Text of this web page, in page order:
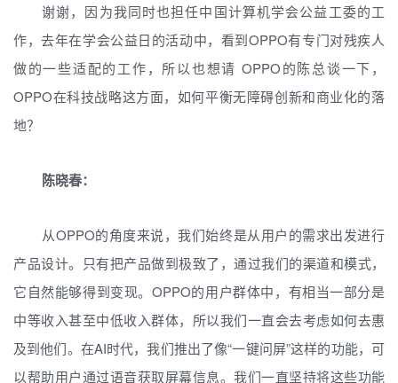
谢谢，因为我同时也担任中国计算机学会公益工委的工
作，去年在学会公益日的活动中，看到OPPO有专门对残疾人
做的一些适配的工作，所以也想请 OPPO的陈总谈一下，
OPPO在科技战略这方面，如何平衡无障碍创新和商业化的落
地？
陈晓春：
从OPPO的角度来说，我们始终是从用户的需求出发进行
产品设计。只有把产品做到极致了，通过我们的渠道和模式，
它自然能够得到变现。OPPO的用户群体中，有相当一部分是
中等收入甚至中低收入群体，所以我们一直会去考虑如何去惠
及到他们。在AI时代，我们推出了像“一键问屏”这样的功能，可
以帮助用户通过语音获取屏幕信息。我们一直坚持将这些功能